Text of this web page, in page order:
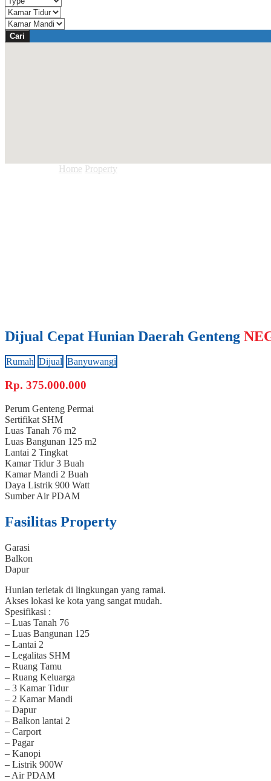
Cari
Home Property
Dijual Cepat Hunian Daerah Genteng
Rumah Dijual Banyuwangi
Rp. 375.000.000
Perum Genteng Permai
Sertifikat SHM
Luas Tanah 76 m2
Luas Bangunan 125 m2
Lantai 2 Tingkat
Kamar Tidur3 Buah
Kamar Mandi 2 Buah
Daya Listrik 900 Watt
Sumber AirPDAM
Fasilitas Property
Garasi
Balkon
Dapur
Hunian terletak di lingkungan yang ramai.
Akses lokasi ke kota yang sangat mudah.
Spesifikasi :
– Luas Tanah 76
– Luas Bangunan 125
– Lantai 2
– Legalitas SHM
– Ruang Tamu
– Ruang Keluarga
– 3 Kamar Tidur
– 2 Kamar Mandi
– Dapur
– Balkon lantai 2
– Carport
– Pagar
– Kanopi
– Listrik 900W
– Air PDAM